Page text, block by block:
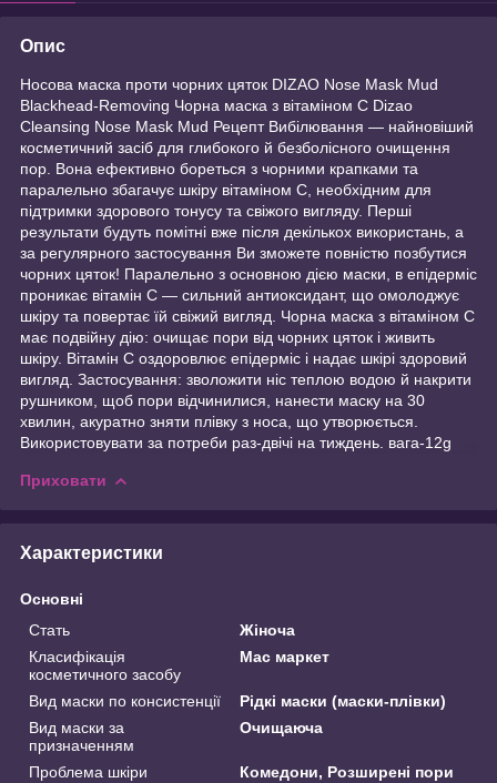
Опис
Носова маска проти чорних цяток DIZAO Nose Mask Mud
Blackhead-Removing Чорна маска з вітаміном C Dizao
Cleansing Nose Mask Mud Рецепт Вибілювання — найновіший
косметичний засіб для глибокого й безболісного очищення
пор. Вона ефективно бореться з чорними крапками та
паралельно збагачує шкіру вітаміном С, необхідним для
підтримки здорового тонусу та свіжого вигляду. Перші
результати будуть помітні вже після декількох використань, а
за регулярного застосування Ви зможете повністю позбутися
чорних цяток! Паралельно з основною дією маски, в епідерміс
проникає вітамін С — сильний антиоксидант, що омолоджує
шкіру та повертає їй свіжий вигляд. Чорна маска з вітаміном C
має подвійну дію: очищає пори від чорних цяток і живить
шкіру. Вітамін С оздоровлює епідерміс і надає шкірі здоровий
вигляд. Застосування: зволожити ніс теплою водою й накрити
рушником, щоб пори відчинилися, нанести маску на 30
хвилин, акуратно зняти плівку з носа, що утворюється.
Використовувати за потреби раз-двічі на тиждень. вага-12g
Приховати
Характеристики
Основні
Стать
Жіноча
Класифікація
косметичного засобу
Мас маркет
Вид маски по консистенції
Рідкі маски (маски-плівки)
Вид маски за
призначенням
Очищаюча
Проблема шкіри
Комедони, Розширені пори